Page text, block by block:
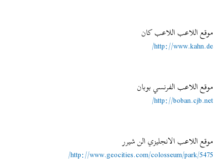
موقع اللاعب اللاعب كان
http://www.kahn.de/
موقع اللاعب الفرنسي بوبان
http://boban.cjb.net/
موقع اللاعب الانجليزي الن شيرر
http://www.geocities.com/colosseum/park/5475/